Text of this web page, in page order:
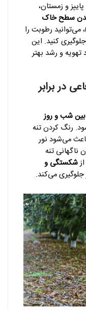
و زمستان،
سطح خاک
رطوبت را
کنید. این
تهویه و رشد بهتر
در برابر
شب و روز
رنگ کردن تنه
می‌شود نور
تنه
شکستگی و
جلوگیری می‌کند.